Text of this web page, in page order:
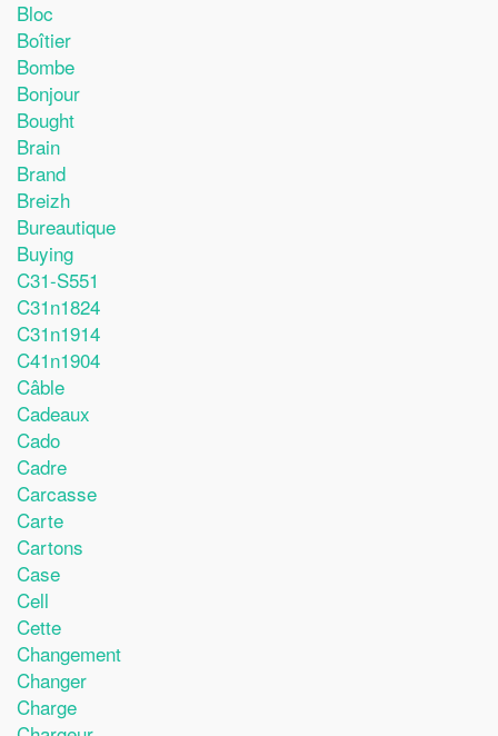
Bloc
Boîtier
Bombe
Bonjour
Bought
Brain
Brand
Breizh
Bureautique
Buying
C31-S551
C31n1824
C31n1914
C41n1904
Câble
Cadeaux
Cado
Cadre
Carcasse
Carte
Cartons
Case
Cell
Cette
Changement
Changer
Charge